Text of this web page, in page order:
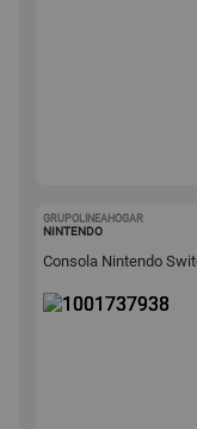
GRUPOLINEAHOGAR
NINTENDO
Consola Nintendo